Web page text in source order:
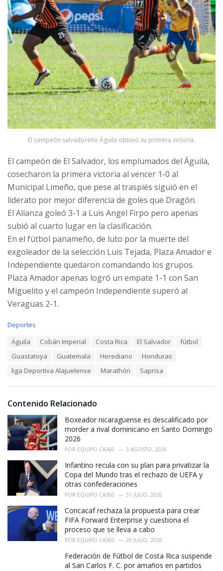
El campeón salvadoreño Águila obtuvo su primera victoria.
El campeón de El Salvador, los emplumados del Águila,
cosecharon la primera victoria al vencer 1-0 al
Municipal Limeño, que pese al traspiés siguió en el
liderato por mejor diferencia de goles que Dragón.
El Alianza goleó 3-1 a Luis Angel Firpo pero apenas
subió al cuarto lugar en la clasificación.
En el fútbol panameño, de luto por la muerte del
exgoleador de la selección Luis Tejada, Plaza Amador e
Independiente quedaron comandando los grupos.
Plaza Amador apenas logró un empate 1-1 con San
Miguelito y el campeón Independiente superó al
Veraguas 2-1.
C
s
:
Deportes
Águila Cobán Imperial Costa Rica El Salvador
fútbol
Guastatoya
Guatemala Herediano
Honduras
liga Deportiva Alajuelense
Marathón Saprisa
Contenido Relacionado
Boxeador nicaragüense es descalificado por
morder a rival dominicano en Santo Domingo
2026
POR EQUIPO CA360 3 AGOSTO, 2026
Infantino recula con su plan para privatizar la
Copa del Mundo tras el rechazo de UEFA y
otras confederaciones
POR EQUIPO CA360 31 JULIO, 2026
Concacaf rechaza la propuesta para crear
FIFA Forward Enterprise y cuestiona el
proceso que se lleva a cabo
POR EQUIPO CA360 29 JULIO, 2026
Federación de Fútbol de Costa Rica suspende
al San Carlos F. C. por amaños en partidos